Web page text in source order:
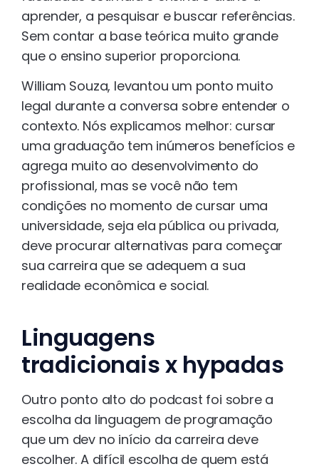
aprender, a pesquisar e buscar referências.
Sem contar a base teórica muito grande
que o ensino superior proporciona.
William Souza, levantou um ponto muito
legal durante a conversa sobre entender o
contexto. Nós explicamos melhor: cursar
uma graduação tem inúmeros benefícios e
agrega muito ao desenvolvimento do
profissional, mas se você não tem
condições no momento de cursar uma
universidade, seja ela pública ou privada,
deve procurar alternativas para começar
sua carreira que se adequem a sua
realidade econômica e social.
Linguagens
tradicionais x hypadas
Outro ponto alto do podcast foi sobre a
escolha da linguagem de programação
que um dev no início da carreira deve
escolher. A difícil escolha de quem está